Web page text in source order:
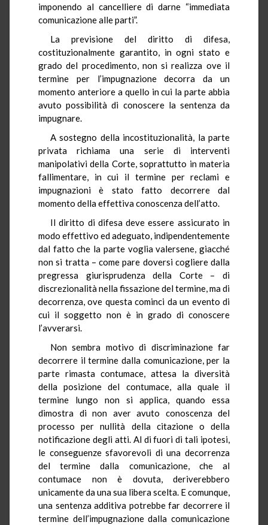
imponendo al cancelliere di darne “immediata
comunicazione alle parti”.
La previsione del diritto di difesa,
costituzionalmente garantito, in ogni stato e
grado del procedimento, non si realizza ove il
termine per l’impugnazione decorra da un
momento anteriore a quello in cui la parte abbia
avuto possibilità di conoscere la sentenza da
impugnare.
A sostegno della incostituzionalità, la parte
privata richiama una serie di interventi
manipolativi della Corte, soprattutto in materia
fallimentare, in cui il termine per reclami e
impugnazioni è stato fatto decorrere dal
momento della effettiva conoscenza dell’atto.
Il diritto di difesa deve essere assicurato in
modo effettivo ed adeguato, indipendentemente
dal fatto che la parte voglia valersene, giacché
non si tratta – come pare doversi cogliere dalla
pregressa giurisprudenza della Corte – di
discrezionalità nella fissazione del termine, ma di
decorrenza, ove questa cominci da un evento di
cui il soggetto non è in grado di conoscere
l’avverarsi.
Non sembra motivo di discriminazione far
decorrere il termine dalla comunicazione, per la
parte rimasta contumace, attesa la diversità
della posizione del contumace, alla quale il
termine lungo non si applica, quando essa
dimostra di non aver avuto conoscenza del
processo per nullità della citazione o della
notificazione degli atti. Al di fuori di tali ipotesi,
le conseguenze sfavorevoli di una decorrenza
del termine dalla comunicazione, che al
contumace non è dovuta, deriverebbero
unicamente da una sua libera scelta. E comunque,
una sentenza additiva potrebbe far decorrere il
termine dell’impugnazione dalla comunicazione